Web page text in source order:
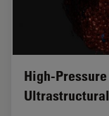
High-
Ultrastructural